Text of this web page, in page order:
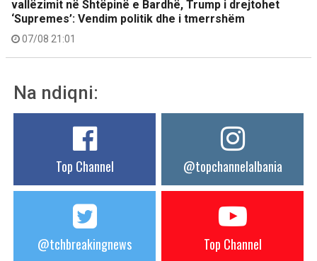
vallëzimit në Shtëpinë e Bardhë, Trump i drejtohet
‘Supremes’: Vendim politik dhe i tmerrshëm
07/08 21:01
Na ndiqni:
Top Channel @topchannelalbania
@tchbreakingnews Top Channel